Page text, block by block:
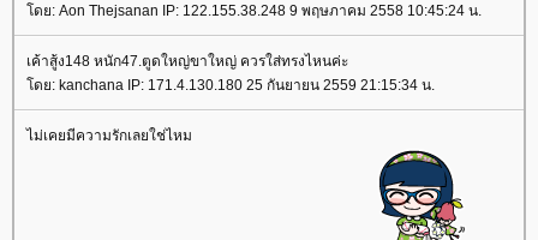
ดย: Aon Thejsanan IP: 122.155.38.248 9 พฤษภาคม 2558 10:45:24 น.
เค้าสู้ง148 หนัก47.ตูดใหญ่ขาใหญ่ ควรใส่ทรงไหนค่ะ
ดย: kanchana IP: 171.4.130.180 25 กันยายน 2559 21:15:34 น.
ไม่เคยมีความรักเลยใช่ไหม